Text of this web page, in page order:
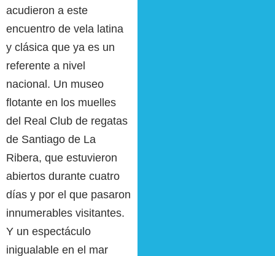
acudieron a este
encuentro de vela latina
y clásica que ya es un
referente a nivel
nacional. Un museo
flotante en los muelles
del Real Club de regatas
de Santiago de La
Ribera, que estuvieron
abiertos durante cuatro
días y por el que pasaron
innumerables visitantes.
Y un espectáculo
inigualable en el mar